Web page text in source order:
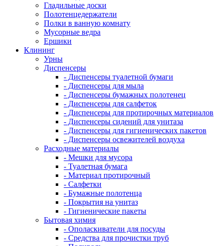
Гладильные доски
Полотенцедержатели
Полки в ванную комнату
Мусорные ведра
Ершики
Клининг
Урны
Диспенсеры
- Диспенсеры туалетной бумаги
- Диспенсеры для мыла
- Диспенсеры бумажных полотенец
- Диспенсеры для салфеток
- Диспенсеры для протирочных материалов
- Диспенсеры сидений для унитаза
- Диспенсеры для гигиенических пакетов
- Диспенсеры освежителей воздуха
Расходные материалы
- Мешки для мусора
- Туалетная бумага
- Материал протирочный
- Салфетки
- Бумажные полотенца
- Покрытия на унитаз
- Гигиенические пакеты
Бытовая химия
- Ополаскиватели для посуды
- Средства для прочистки труб